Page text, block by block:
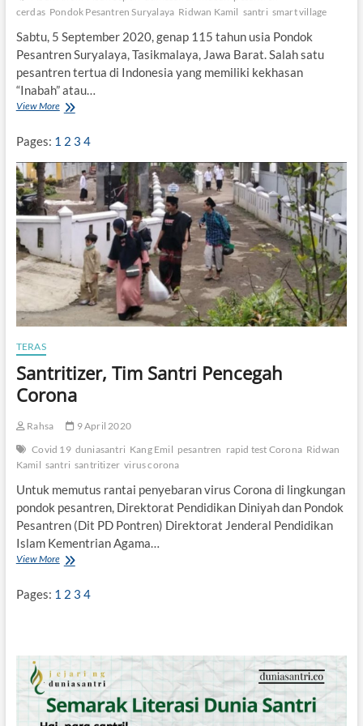
a
n
e
r
d
P
s
a
n
t
r
e
n
cerdas Pondok Pesantren Suryalaya Ridwan Kamil santri smart village
Sabtu, 5 September 2020, genap 115 tahun usia Pondok
Pesantren Suryalaya, Tasikmalaya, Jawa Barat. Salah satu
pesantren tertua di Indonesia yang memiliki kekhasan
“Inabah” atau…
View MoreS
y
a
l
a
y
a
M
e
n
a
d
P
e
s
r
e
e
r
d
a
S
a
h
1
Pages: 1 2 3 4
TERAS
Santritizer, Tim Santri Pencegah
Corona
Rahsa
9 April 2020
Covid 19 duniasantri Kang Emil pesantren rapid test Corona Ridwan
Kamil santri santritizer virus corona
Untuk memutus rantai penyebaran virus Corona di lingkungan
pondok pesantren, Direktorat Pendidikan Diniyah dan Pondok
Pesantren (Dit PD Pontren) Direktorat Jenderal Pendidikan
Islam Kementrian Agama…
View MoreS
t
z
e
r
Pages: 1 2 3 4